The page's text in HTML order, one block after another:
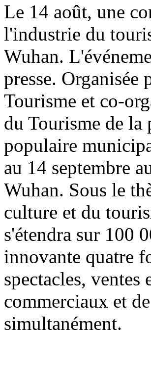
Le 14 août, une
l'industrie du
Wuhan.
presse.
Tourisme et co-
du Tourisme de
populaire
au 14 septembre
Wuhan. Sous le
culture et du
s'étendra sur 100
innovante quatre
spectacles, ventes
commerciaux et
simultanément.